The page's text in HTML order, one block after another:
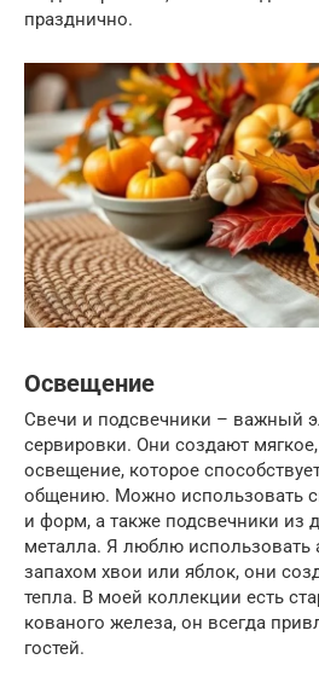
празднично.
Освещение
Свечи и подсвечники – важный
сервировки. Они создают
освещение, которое
общению. Можно использовать
и форм, а также подсвечники из
металла. Я люблю использовать
запахом хвои или яблок, они
тепла. В моей коллекции есть
кованого железа, он всегда
гостей.